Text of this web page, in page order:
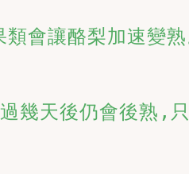
會讓酪梨加速變
幾天後仍會後熟,